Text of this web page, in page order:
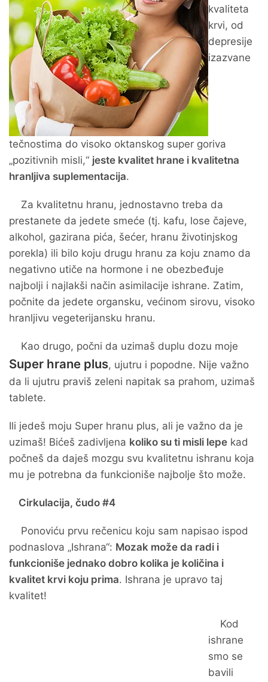
kvaliteta
krvi, od
depresije
izazvane
tečnostima do visoko oktanskog super goriva
„pozitivnih misli,“ jeste kvalitet hrane i kvalitetna
hranljiva suplementacija.
Za kvalitetnu hranu, jednostavno treba da
prestanete da jedete smeće (tj. kafu, lose čajeve,
alkohol, gazirana pića, šećer, hranu životinjskog
porekla) ili bilo koju drugu hranu za koju znamo da
negativno utiče na hormone i ne obezbeđuje
najbolji i najlakši način asimilacije ishrane. Zatim,
počnite da jedete organsku, većinom sirovu, visoko
hranljivu vegeterijansku hranu.
Kao drugo, počni da uzimaš duplu dozu moje
Super hrane plus, ujutru i popodne. Nije važno
da li ujutru praviš zeleni napitak sa prahom, uzimaš
tablete.
Ili jedeš moju Super hranu plus, ali je važno da je
uzimaš! Bićeš zadivljena koliko su ti misli lepe kad
počneš da daješ mozgu svu kvalitetnu ishranu koja
mu je potrebna da funkcioniše najbolje što može.
Cirkulacija, čudo #4
Ponoviću prvu rečenicu koju sam napisao ispod
podnaslova „Ishrana“: Mozak može da radi i
funkcioniše jednako dobro kolika je količina i
kvalitet krvi koju prima. Ishrana je upravo taj
kvalitet!
Kod
ishrane
smo se
bavili